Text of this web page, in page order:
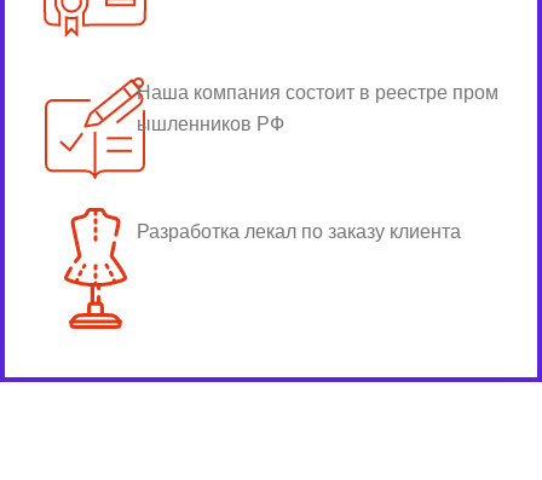
Наша компания состоит в реестре пром
ышленников РФ
Разработка лекал по заказу клиента